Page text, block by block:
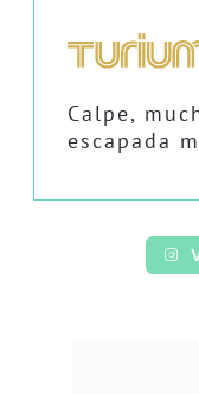
Calpe,
escapada